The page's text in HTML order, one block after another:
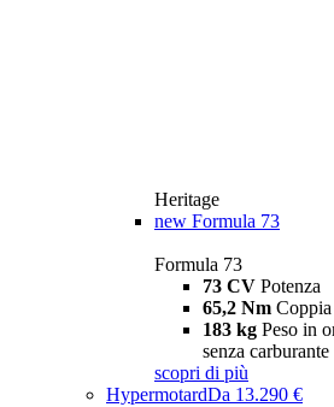
Heritage
new Formula 73
Formula 73
73 CV Potenza
65,2 Nm Coppia
183 kg Peso in
senza carburante
scopri di più
HypermotardDa 13.290 €